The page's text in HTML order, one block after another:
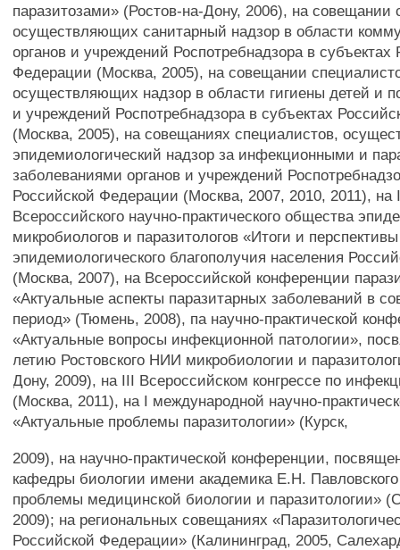
паразитозами» (Ростов-на-Дону, 2006), на совещании
осуществляющих санитарный надзор в области
органов и учреждений Роспотребнадзора в субъектах
Федерации (Москва, 2005), на совещании
осуществляющих надзор в области гигиены детей и
и учреждений Роспотребнадзора в субъектах
(Москва, 2005), на совещаниях специалистов,
эпидемиологический надзор за инфекционными и
заболеваниями органов и учреждений
Российской Федерации (Москва, 2007, 2010, 2011), на
Всероссийского научно-практического общества
микробиологов и паразитологов «Итоги и
эпидемиологического благополучия населения
(Москва, 2007), на Всероссийской конференции
«Актуальные аспекты паразитарных заболеваний в
период» (Тюмень, 2008), па научно-практической
«Актуальные вопросы инфекционной патологии»,
летию Ростовского НИИ микробиологии и
Дону, 2009), на III Всероссийском конгрессе по
(Москва, 2011), на I международной научно-
«Актуальные проблемы паразитологии» (Курск,
2009), на научно-практической конференции,
кафедры биологии имени академика E.H.
проблемы медицинской биологии и паразитологии»
2009); на региональных совещаниях
Российской Федерации» (Калининград, 2005,